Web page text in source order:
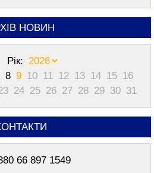
НОВИН
Рік:
8 9 10 11 12 13 14 15 16
24 25 26 27 28 29 30 31
66 897 1549